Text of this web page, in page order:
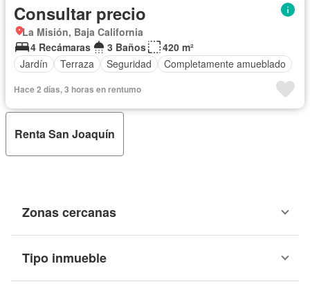
Consultar precio
La Misión, Baja California
4 Recámaras
3 Baños
420 m²
Jardín
Terraza Seguridad Completamente amueblado
Hace 2 días, 3 horas en rentumo
Renta San Joaquín
Zonas cercanas
Tipo inmueble